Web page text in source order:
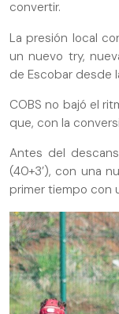
convertir.
La presión local
un nuevo try,
de Escobar desde
COBS no bajó el
que, con la
Antes del
(40+3’), con una
primer tiempo con